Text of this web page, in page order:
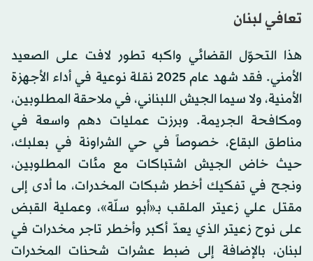
تعافي لبنان
هذا التحوّل القضائي واكبه تطور لافت على الصعيد
الأمني. فقد شهد عام 2025 نقلة نوعية في أداء الأجهزة
الأمنية، ولا سيما الجيش اللبناني، في ملاحقة المطلوبين،
ومكافحة الجريمة. وبرزت عمليات دهم واسعة في
مناطق البقاع، خصوصاً في حي الشراونة في بعلبك،
حيث خاض الجيش اشتباكات مع مئات المطلوبين،
ونجح في تفكيك أخطر شبكات المخدرات، ما أدى إلى
مقتل علي زعيتر الملقب بـ«أبو سلّة»، وعملية القبض
على نوح زعيتر الذي يعدّ أكبر وأخطر تاجر مخدرات في
لبنان، بالإضافة إلى ضبط عشرات شحنات المخدرات